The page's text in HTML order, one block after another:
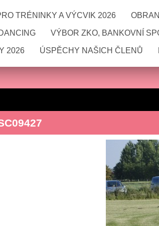
TRÉNINKY A VÝCVIK 2026
VÝBOR ZKO, BANKOVNÍ
2026 ÚSPĚCHY NAŠICH ČLENŮ